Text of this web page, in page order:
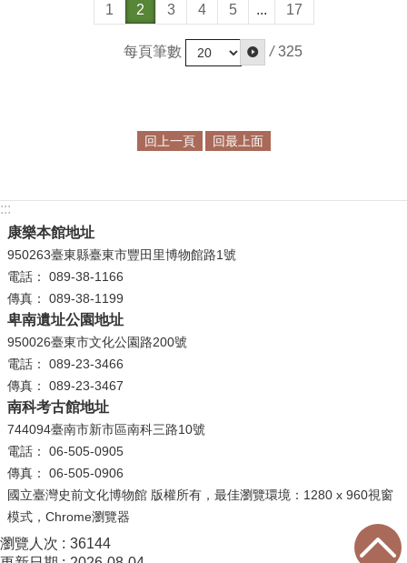
1 2 3 4 5 ... 17
每頁筆數 / 325
回上一頁 回最上面
:::
康樂本館地址
950263臺東縣臺東市豐田里博物館路1號
電話： 089-38-1166
傳真： 089-38-1199
卑南遺址公園地址
950026臺東市文化公園路200號
電話： 089-23-3466
傳真： 089-23-3467
南科考古館地址
744094臺南市新市區南科三路10號
電話： 06-505-0905
傳真： 06-505-0906
國立臺灣史前文化博物館 版權所有，最佳瀏覽環境：1280 x 960視窗
模式，Chrome瀏覽器
瀏覽人次
36144